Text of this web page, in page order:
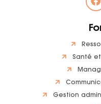
Santé
Gestion